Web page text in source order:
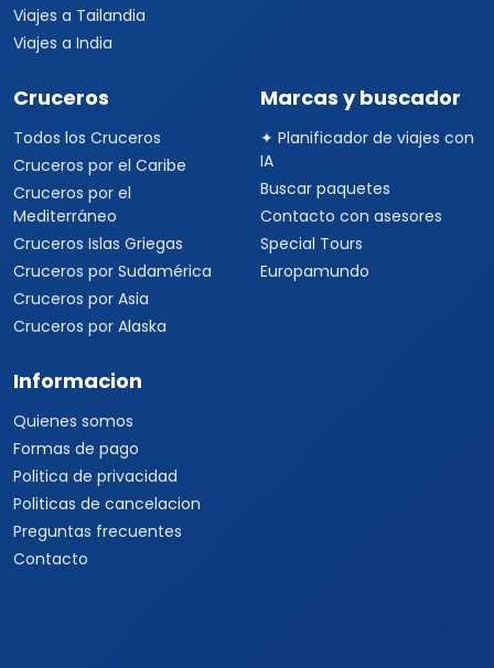
Viajes a Tailandia
Viajes a India
Cruceros
Todos los Cruceros
Cruceros por el Caribe
Cruceros por el
Mediterráneo
Cruceros Islas Griegas
Cruceros por Sudamérica
Cruceros por Asia
Cruceros por Alaska
Marcas y buscador
✦ Planificador de viajes con
IA
Buscar paquetes
Contacto con asesores
Special Tours
Europamundo
Informacion
Quienes somos
Formas de pago
Politica de privacidad
Politicas de cancelacion
Preguntas frecuentes
Contacto